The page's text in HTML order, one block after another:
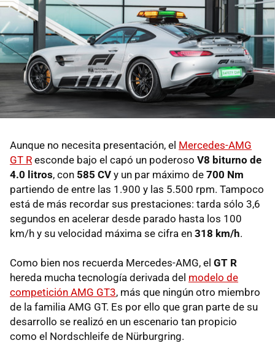
Aunque no necesita presentación, el Mercedes-AMG
GT R esconde bajo el capó un poderoso V8 biturno de
4.0 litros, con 585 CV y un par máximo de 700 Nm
partiendo de entre las 1.900 y las 5.500 rpm. Tampoco
está de más recordar sus prestaciones: tarda sólo 3,6
segundos en acelerar desde parado hasta los 100
km/h y su velocidad máxima se cifra en 318 km/h.
Como bien nos recuerda Mercedes-AMG, el GT R
hereda mucha tecnología derivada del modelo de
competición AMG GT3, más que ningún otro miembro
de la familia AMG GT. Es por ello que gran parte de su
desarrollo se realizó en un escenario tan propicio
como el Nordschleife de Nürburgring.